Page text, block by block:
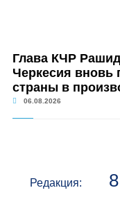
Глава КЧР
Черкесия вновь
страны в
06.08.2026
Редакция: